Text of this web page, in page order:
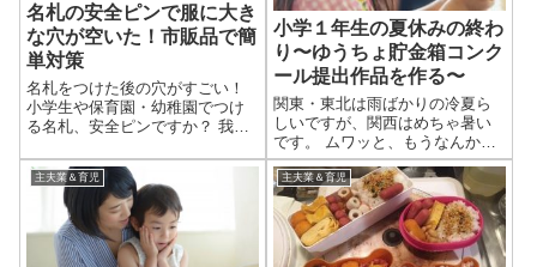
名札の安全ピンで服に大き
な穴が空いた！市販品で簡
単対策
名札をつけた後の穴がすごい！
小学生や保育園・幼稚園でつけ
る名札、安全ピンですか？ 我が
を付けるようになったのです
が、入学後1か月で大変なこと
に。Tシャツに大きな穴が4つも
空いてるじゃないですか！！ 下
の写真の服...
小学１年生の夏休みの終わ
り〜ゆうちょ貯金箱コンク
ール提出作品を作る〜
関東・東北は雨ばかりの冷夏ら
しいですが、関西はめちゃ暑い
です。 ムワッと、もうなんかム
ワッとしすぎて夜も窓なんて開
けられません。 夏の終わり とい
うことで、そろそろ小学校の夏
休みも終わりですね。 宿題は終
わってますでしょうか? うちの子
はと...
主夫業＆育児 主夫業＆育児